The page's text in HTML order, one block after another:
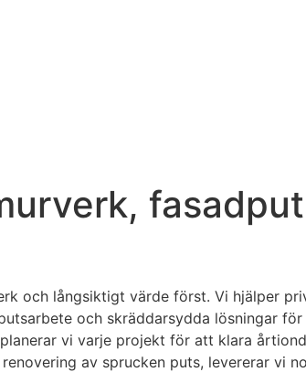
och långsiktigt värde först. Vi hjälper
och skräddarsydda lösningar
vi varje projekt för att klara
av sprucken puts, levererar vi